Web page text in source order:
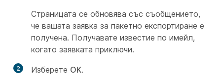
Страницата се обновява със съобщението,
че вашата заявка за пакетно експортиране е
получена. Получавате известие по имейл,
когато заявката приключи.
2 Изберете OK.